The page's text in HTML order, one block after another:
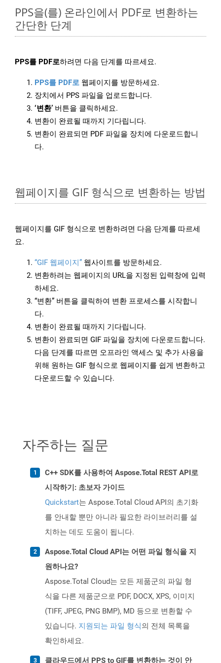
PPS을(를) 온라인에서 PDF로 변환하는
간단한 단계
PPS를 PDF로하려면 다음 단계를 따르세요.
PPS를 PDF로 웹페이지를 방문하세요.
장치에서 PPS 파일을 업로드합니다.
‘변환’ 버튼을 클릭하세요.
변환이 완료될 때까지 기다립니다.
변환이 완료되면 PDF 파일을 장치에 다운로드합니
다.
웹페이지를 GIF 형식으로 변환하는 방법
웹페이지를 GIF 형식으로 변환하려면 다음 단계를 따르세
요.
“GIF 웹페이지” 웹사이트를 방문하세요.
변환하려는 웹페이지의 URL을 지정된 입력창에 입력
하세요.
“변환” 버튼을 클릭하여 변환 프로세스를 시작합니
다.
변환이 완료될 때까지 기다립니다.
변환이 완료되면 GIF 파일을 장치에 다운로드합니다.
다음 단계를 따르면 오프라인 액세스 및 추가 사용을
위해 원하는 GIF 형식으로 웹페이지를 쉽게 변환하고
다운로드할 수 있습니다.
자주하는 질문
C++ SDK를 사용하여 Aspose.Total REST API로
시작하기: 초보자 가이드
Quickstart는 Aspose.Total Cloud API의 초기화
를 안내할 뿐만 아니라 필요한 라이브러리를 설
치하는 데도 도움이 됩니다.
Aspose.Total Cloud API는 어떤 파일 형식을 지
원하나요?
Aspose.Total Cloud는 모든 제품군의 파일 형
식을 다른 제품군으로 PDF, DOCX, XPS, 이미지
(TIFF, JPEG, PNG BMP), MD 등으로 변환할 수
있습니다. 지원되는 파일 형식의 전체 목록을
확인하세요.
클라우드에서 PPS to GIF를 변환하는 것이 안